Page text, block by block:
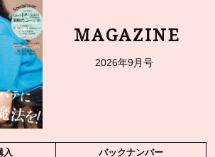
MAGAZINE
2026年9月号
入 バックナンバー